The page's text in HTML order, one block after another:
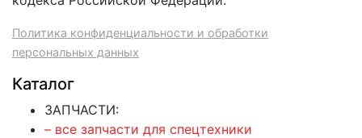
Политика конфиденциальности и обработки
персональных данных
Каталог
ЗАПЧАСТИ:
– все запчасти для спецтехники